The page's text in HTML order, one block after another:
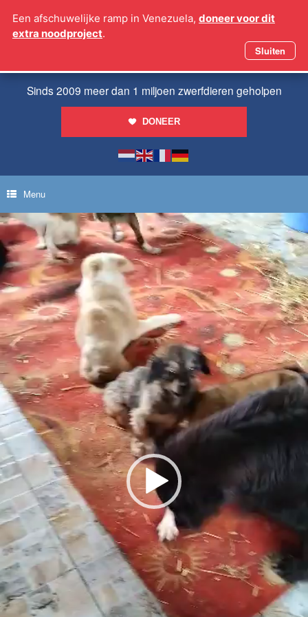
naar
Sinds 2009 meer dan 1 miljoen zwerfdieren geholpen
DONEER
Menu
Videospeler
Een afschuwelijke ramp in Venezuela, doneer voor dit
extra noodproject.
Sluiten